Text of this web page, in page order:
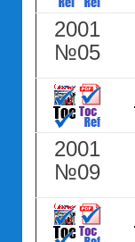
2001
№05
2001
№09